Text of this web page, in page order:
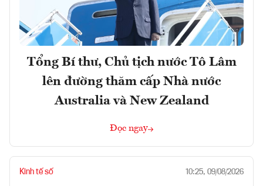
Tổng Bí thư, Chủ tịch nước Tô Lâm
lên đường thăm cấp Nhà nước
Australia và New Zealand
Đọc ngay
Kinh tế số 10:25, 09/08/2026